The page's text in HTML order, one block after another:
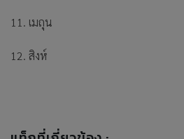
11. เมถุน
12. สิงห์